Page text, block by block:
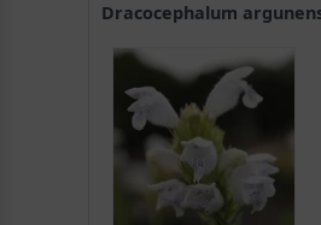
Dracocephalum